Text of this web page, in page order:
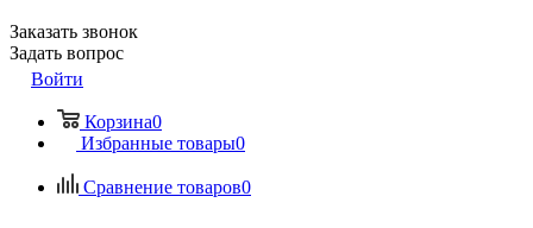
Заказать звонок
Задать вопрос
Войти
Корзина0
Избранные товары0
Сравнение товаров0